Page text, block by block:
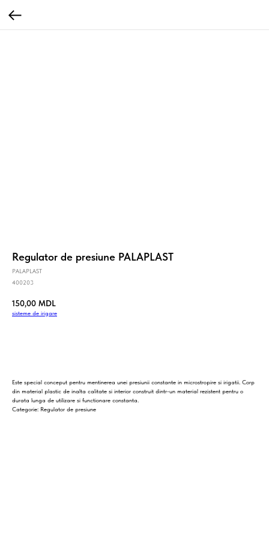
Regulator de presiune PALAPLAST
PALAPLAST
400203
150,00 MDL
sisteme_de_irigare
Este special conceput pentru mentinerea unei presiunii constante in microstropire si irigatii. Corp
din material plastic de inalta calitate si interior construit dintr-un material rezistent pentru o
durata lunga de utilizare si functionare constanta.
Categorie: Regulator de presiune